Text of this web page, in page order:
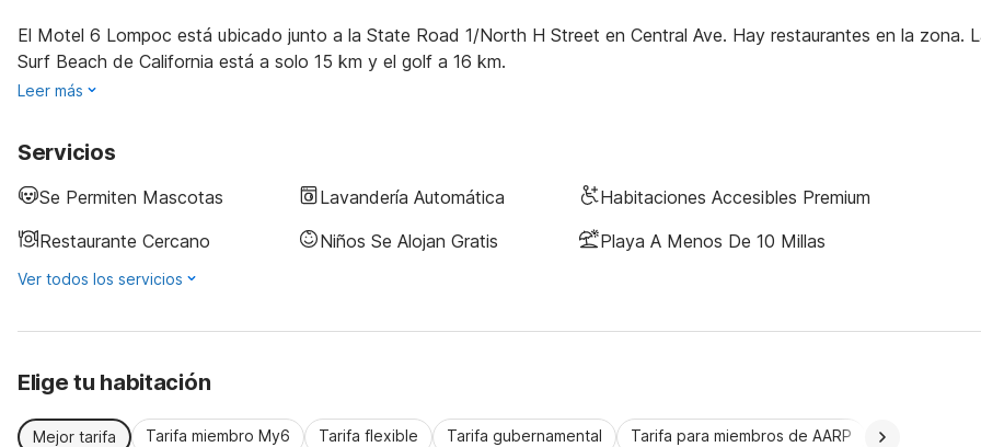
El Motel 6 Lompoc está ubicado junto a la State Road 1/North H Street en Central Ave. Hay restaurantes en la zona.
Surf Beach de California está a solo 15 km y el golf a 16 km.
Leer más
Servicios
Se Permiten Mascotas Lavandería Automática
Habitaciones Accesibles Premium
Restaurante Cercano
Niños Se Alojan Gratis Playa A Menos De 10 Millas
Ver todos los servicios
Elige tu habitación
Mejor tarifa Tarifa miembro My6 Tarifa flexible Tarifa gubernamental Tarifa para miembros de AARP